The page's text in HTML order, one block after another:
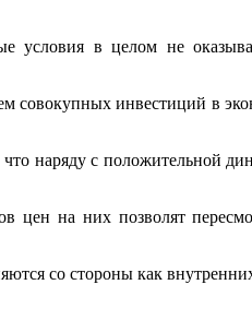
условия в целом не
совокупных инвестиций в
наряду с положительной
цен на них позволят
со стороны как